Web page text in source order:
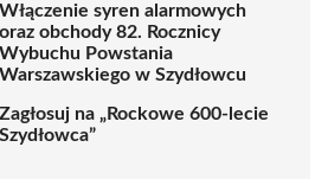
Włączenie syren alarmowych
oraz obchody 82. Rocznicy
Wybuchu Powstania
Warszawskiego w Szydłowcu
Zagłosuj na „Rockowe 600-lecie
Szydłowca”